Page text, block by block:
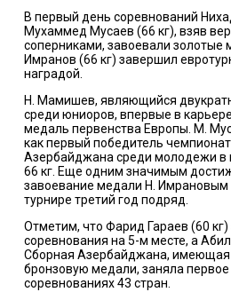
В первый день соревнований
Мухаммед Мусаев (66 кг), взяв
соперниками, завоевали золотые
Имранов (66 кг) завершил
наградой.
Н. Мамишев, являющийся
среди юниоров, впервые в
медаль первенства Европы. М.
как первый победитель
Азербайджана среди молодежи в
66 кг. Еще одним значимым
завоевание медали Н. Имрановым
турнире третий год подряд.
Отметим, что Фарид Гараев (60
соревнования на 5-м месте, а
Сборная Азербайджана, имеющая
бронзовую медали, заняла
соревнованиях 43 стран.